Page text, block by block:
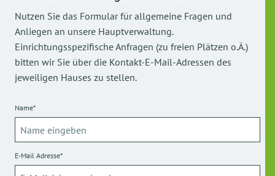
Nutzen Sie das Formular für allgemeine Fragen und
Anliegen an unsere Hauptverwaltung.
Einrichtungsspezifische Anfragen (zu freien Plätzen o.Ä.)
bitten wir Sie über die Kontakt-E-Mail-Adressen des
jeweiligen Hauses zu stellen.
Name*
E-Mail Adresse*